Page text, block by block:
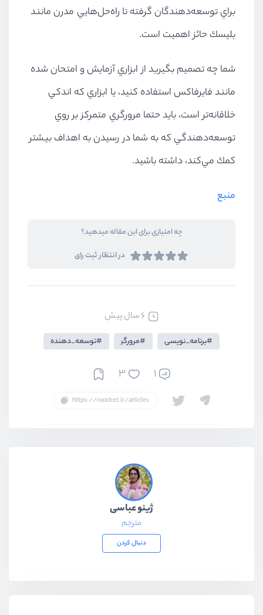
براي توسعه‌دهندگان گرفته تا راه‌حل‌هايي مدرن مانند
بليسك حائز اهميت است.
شما چه تصميم بگيريد از ابزاري آزمايش و امتحان شده
مانند فايرفاكس استفاده كنيد، يا ابزاري كه اندكي
خلاقانه‌تر است، بايد حتما مرورگري متمركز بر روي
توسعه‌دهندگي كه به شما در رسيدن به اهداف بيشتر
كمك مي‌كند، داشته باشيد.
منبع
چه امتیازی برای این مقاله میدهید؟
در انتظار ثبت رای
6 سال پیش
برنامه_نویسی مرورگر توسعه_دهنده
1
3
ژینو عباسی
مترجم
دنبال کردن